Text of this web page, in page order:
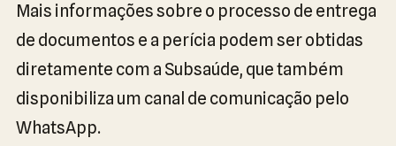
Mais informações sobre o processo de entrega
de documentos e a perícia podem ser obtidas
diretamente com a Subsaúde, que também
disponibiliza um canal de comunicação pelo
WhatsApp.